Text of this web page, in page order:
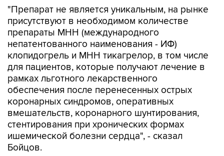
"Препарат не является уникальным, на рынке
присутствуют в необходимом количестве
препараты МНН (международного
непатентованного наименования - ИФ)
клопидогрель и МНН тикагрелор, в том числе
для пациентов, которые получают лечение в
рамках льготного лекарственного
обеспечения после перенесенных острых
коронарных синдромов, оперативных
вмешательств, коронарного шунтирования,
стентирования при хронических формах
ишемической болезни сердца", - сказал
Бойцов.